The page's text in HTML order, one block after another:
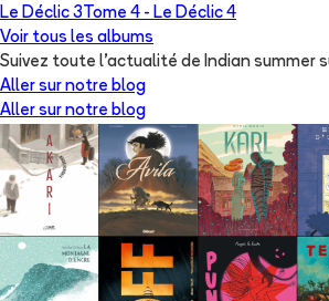
Le Déclic 3 Tome 4 - Le Déclic 4
Voir tous les albums
Suivez toute l'actualité de Indian summer
Aller sur notre blog
Aller sur notre blog